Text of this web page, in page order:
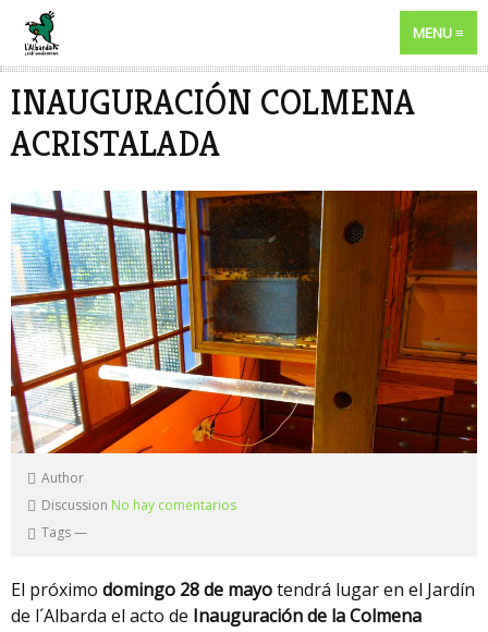
MENU
INAUGURACIÓN COLMENA
ACRISTALADA
Author
Discussion No hay comentarios
Tags—
El próximo domingo 28 de mayotendrá lugar en el Jardín
de l´Albarda el acto de Inauguración de la Colmena